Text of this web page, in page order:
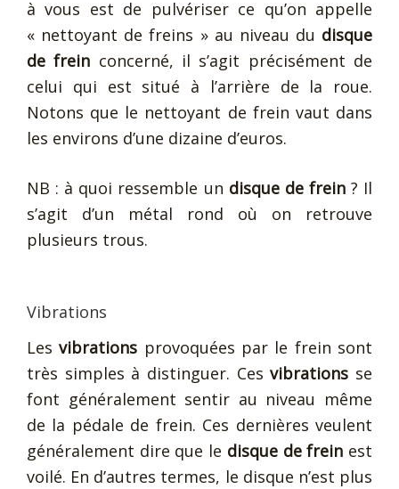
à vous est de pulvériser ce qu’on appelle
« nettoyant de freins » au niveau du disque
de frein concerné, il s’agit précisément de
celui qui est situé à l’arrière de la roue.
Notons que le nettoyant de frein vaut dans
les environs d’une dizaine d’euros.
NB : à quoi ressemble un disque de frein? Il
s’agit d’un métal rond où on retrouve
plusieurs trous.
Vibrations
Lesvibrations provoquées par le frein sont
très simples à distinguer. Cesvibrations se
font généralement sentir au niveau même
de la pédale de frein. Ces dernières veulent
généralement dire que le disque de frein est
voilé. En d’autres termes, le disque n’est plus